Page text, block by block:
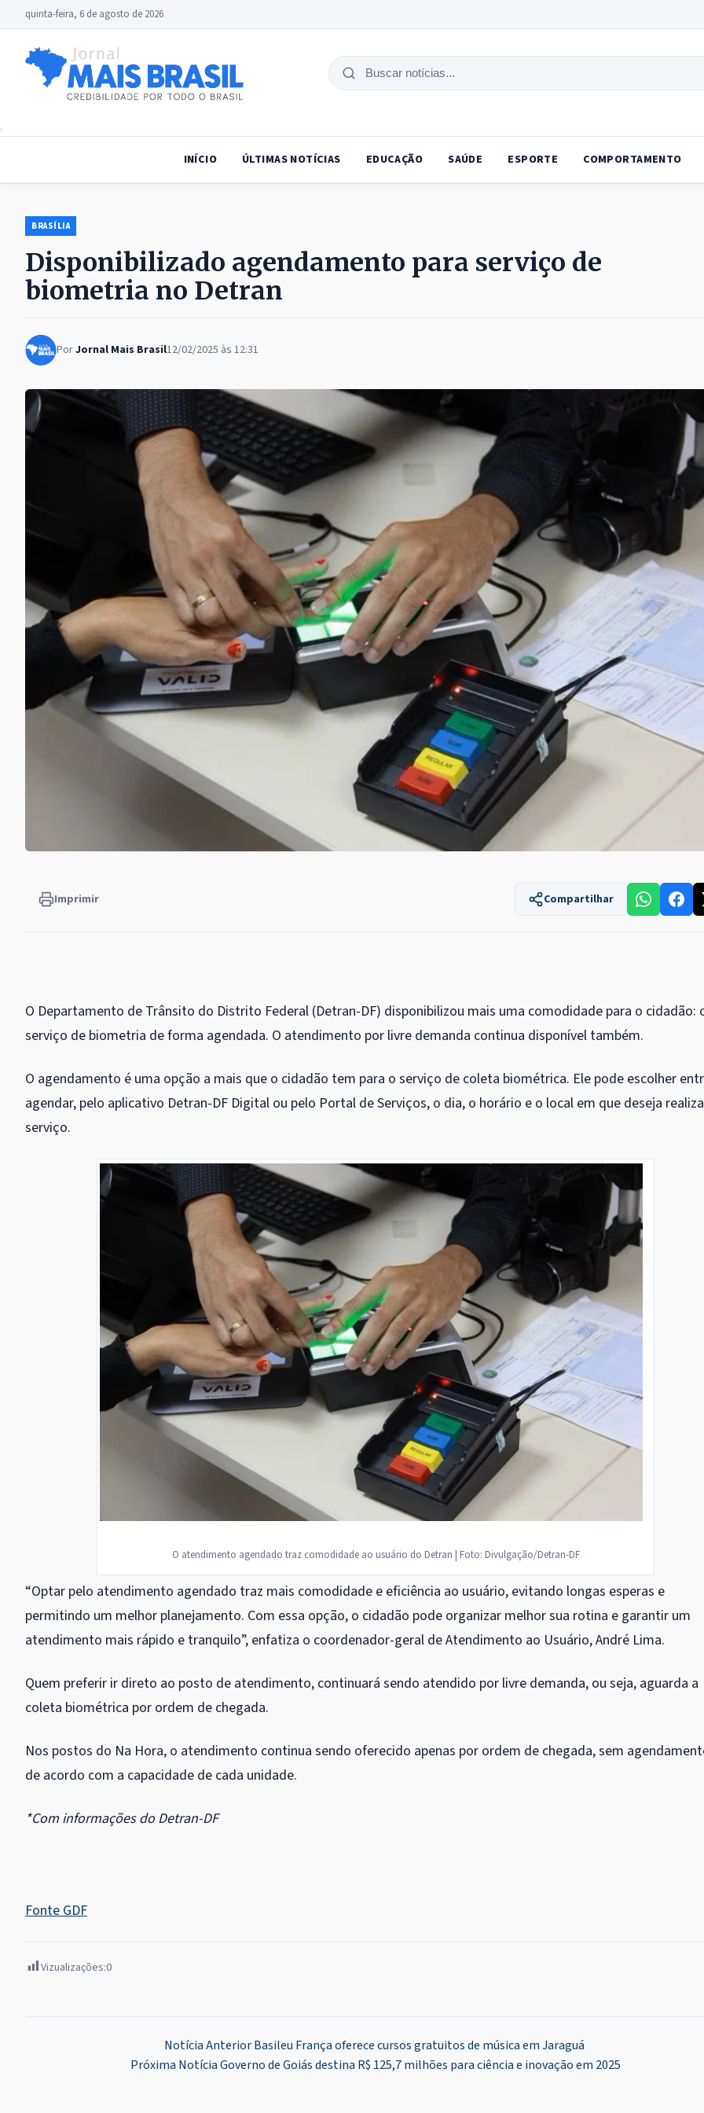
quinta-feira, 6 de agosto de 2026
Buscar
INÍCIO ÚLTIMAS NOTÍCIAS EDUCAÇÃO SAÚDE ESPORTE COMPORTAMENTO
BRASÍLIA
Disponibilizado agendamento para serviço de
biometria no Detran
PorJornal Mais Brasil12/02/2025 às 12:31
Imprimir Compartilhar
O Departamento de Trânsito do Distrito Federal (Detran-DF) disponibilizou mais uma comodidade para o cidadão:
serviço de biometria de forma agendada. O atendimento por livre demanda continua disponível também.
O agendamento é uma opção a mais que o cidadão tem para o serviço de coleta biométrica. Ele pode escolher
agendar, pelo aplicativo Detran-DF Digital ou pelo Portal de Serviços, o dia, o horário e o local em que deseja
serviço.
O atendimento agendado traz comodidade ao usuário do Detran | Foto: Divulgação/Detran-DF
“Optar pelo atendimento agendado traz mais comodidade e eficiência ao usuário, evitando longas esperas e
permitindo um melhor planejamento. Com essa opção, o cidadão pode organizar melhor sua rotina e garantir um
atendimento mais rápido e tranquilo”, enfatiza o coordenador-geral de Atendimento ao Usuário, André Lima.
Quem preferir ir direto ao posto de atendimento, continuará sendo atendido por livre demanda, ou seja, aguarda a
coleta biométrica por ordem de chegada.
Nos postos do Na Hora, o atendimento continua sendo oferecido apenas por ordem de chegada, sem
de acordo com a capacidade de cada unidade.
*Com informações do Detran-DF
Fonte GDF
Vizualizações:0
Notícia AnteriorBasileu França oferece cursos gratuitos de música em Jaraguá
Próxima NotíciaGoverno de Goiás destina R$ 125,7 milhões para ciência e inovação em 2025